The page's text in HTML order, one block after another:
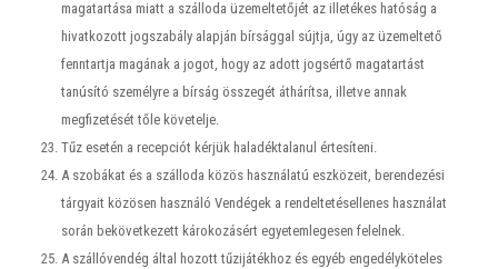
magatartása miatt a szálloda üzemeltetőjét az illetékes hatóság a
hivatkozott jogszabály alapján bírsággal sújtja, úgy az üzemeltető
fenntartja magának a jogot, hogy az adott jogsértő magatartást
tanúsító személyre a bírság összegét áthárítsa, illetve annak
megfizetését tőle követelje.
Tűz esetén a recepciót kérjük haladéktalanul értesíteni.
A szobákat és a szálloda közös használatú eszközeit, berendezési
tárgyait közösen használó Vendégek a rendeltetésellenes használat
során bekövetkezett károkozásért egyetemlegesen felelnek.
A szállóvendég által hozott tűzijátékhoz és egyéb engedélyköteles